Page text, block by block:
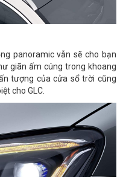
panoramic vẫn sẽ cho bạn
giãn ấm cúng trong khoang
tượng của cửa sổ trời cũng
cho GLC.